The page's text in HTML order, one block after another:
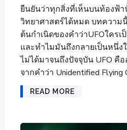
ยืนยันว่าทุกสิ่งที่เห็นบนท้องฟ้
วิทยาศาสตร์ได้หมด บทความ
ต้นกำเนิดของคำว่าUFOใคร
และทำไมมันถึงกลายเป็นหนึ่
ไม่ได้มาจนถึงปัจจุบัน UFO คื
จากคำว่า Unidentified Flying
READ MORE